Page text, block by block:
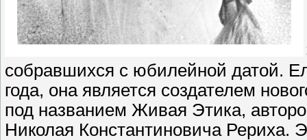
собравшихся с юбилейной датой.
года, она является создателем
под названием Живая Этика,
Николая Константиновича Рериха.